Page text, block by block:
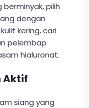
pilih
dengan
kering, cari
pelembap
hialuronat.
Aktif
siang yang